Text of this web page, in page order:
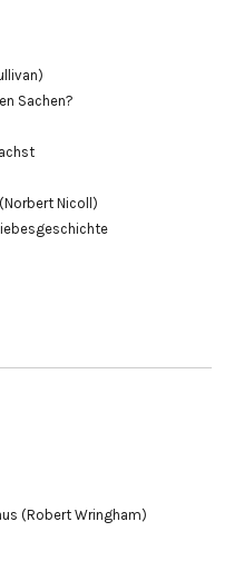
Sachen?
Nicoll)
(Robert Wringham)